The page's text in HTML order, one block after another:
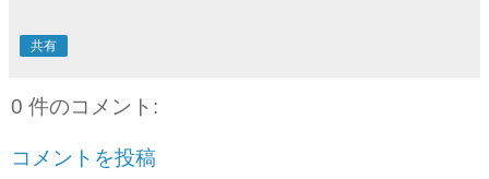
共有
0 件のコメント:
コメントを投稿